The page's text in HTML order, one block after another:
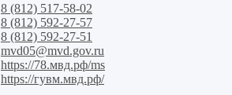
8 (812) 517-58-02
8 (812) 592-27-57
8 (812) 592-27-51
mvd05@mvd.gov.ru
https://78.мвд.рф/ms
https://гувм.мвд.рф/